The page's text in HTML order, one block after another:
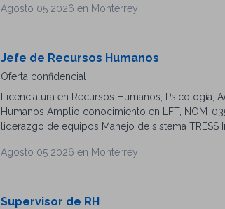
Advanced English proficiency (written and
Agosto 05 2026 en Monterrey
Jefe de Recursos Humanos
Oferta confidencial
Licenciatura en Recursos Humanos,
Humanos Amplio conocimiento en LFT, NOM-
liderazgo de equipos Manejo de sistema TRESS
Agosto 05 2026 en Monterrey
Supervisor de RH